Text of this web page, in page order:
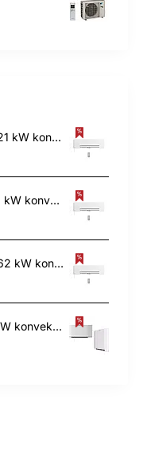
FWXT10ABTV3C Daikin 0.66/1.21 kW konvektorius
FWXT15ATV3C Daikin 1.00/1.62 kW konvektorius
FWXT20ABTV3C Daikin 1.00/1.62 kW konvektorius
FWXV10ATV3 Daikin 1.14/1.77 kW konvektorius